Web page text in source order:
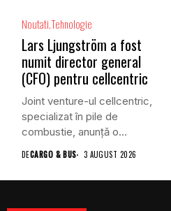
NoutatiTehnologie
Lars Ljungström a fost
numit director general
(CFO) pentru cellcentric
Joint venture-ul cellcentric,
specializat în pile de
combustie, anunță o
schimbare în...
DECARGO & BUS 3 AUGUST 2026